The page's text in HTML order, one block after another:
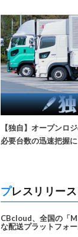
【独自】オープンロ
必要台数の迅速把握
プレスリリー
CBcloud、全国の「
な配送プラットフォ